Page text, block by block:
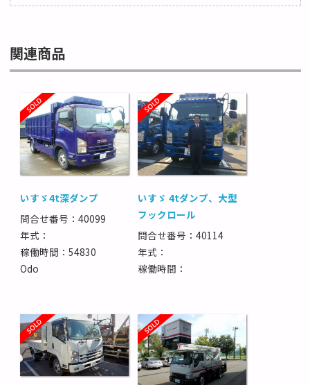
関連商品
いすゞ4t深ダンプ
問合せ番号：40099
年式：
稼働時間：54830
Odo
いすゞ 4tダンプ、大型
フックロール
問合せ番号：40114
年式：
稼働時間：